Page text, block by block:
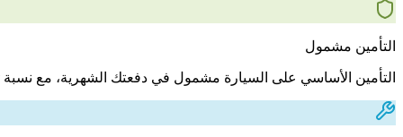
التأمين مشمول
التأمين الأساسي على السيارة مشمول في دفعتك الشهرية، مع